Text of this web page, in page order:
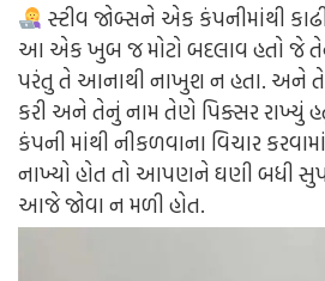
સ્ટીવ જોબ્સને એક કંપનીમાંથી
આ એક ખુબ જ મોટો બદલાવ હતો જે
પરંતુ તે આનાથી નાખુશ ન હતા. અને
કરી અને તેનું નામ તેણે પિક્સર રાખ્યું
કંપની માંથી નીકળવાના વિચાર
નાખ્યો હોત તો આપણને ઘણી બધી
આજે જોવા ન મળી હોત.